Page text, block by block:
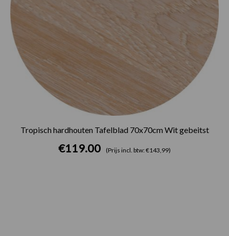
Tropisch hardhouten Tafelblad 70x70cm Wit gebeitst
€119.00 (Prijs incl. btw: €143,99)